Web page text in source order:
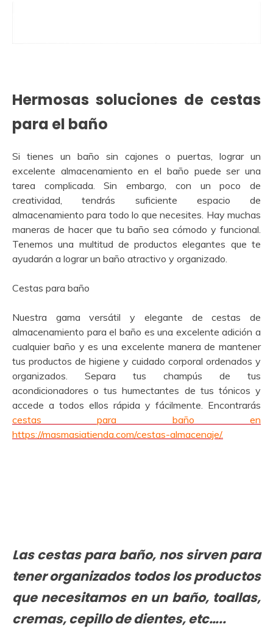
Hermosas soluciones de cestas
para el baño
Si tienes un baño sin cajones o puertas, lograr un
excelente almacenamiento en el baño puede ser una
tarea complicada. Sin embargo, con un poco de
creatividad, tendrás suficiente espacio de
almacenamiento para todo lo que necesites. Hay muchas
maneras de hacer que tu baño sea cómodo y funcional.
Tenemos una multitud de productos elegantes que te
ayudarán a lograr un baño atractivo y organizado.
Cestas para baño
Nuestra gama versátil y elegante de cestas de
almacenamiento para el baño es una excelente adición a
cualquier baño y es una excelente manera de mantener
tus productos de higiene y cuidado corporal ordenados y
organizados. Separa tus champús de tus
acondicionadores o tus humectantes de tus tónicos y
accede a todos ellos rápida y fácilmente. Encontrarás
cestas para baño en
https://masmasiatienda.com/cestas-almacenaje/.
Las cestas para baño, nos sirven para
tener organizados todos los productos
que necesitamos en un baño, toallas,
cremas, cepillo de dientes, etc…..